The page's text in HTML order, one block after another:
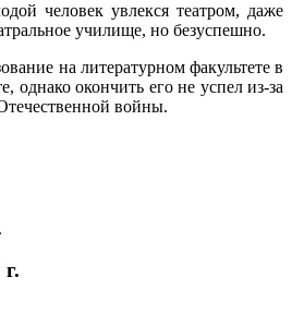
человек увлекся театром, даже
училище, но безуспешно.
на литературном факультете в
однако окончить его не успел из-за
войны.